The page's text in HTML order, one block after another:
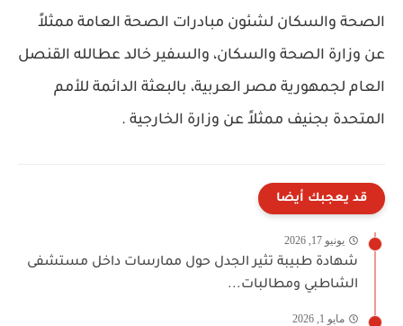
الصحة والسكان لشئون مبادرات الصحة العامة ممثلاً
عن وزارة الصحة والسكان، والسفير خالد عطالله القنصل
العام لجمهورية مصر العربية، بالبعثة الدائمة للأمم
المتحدة بجنيف ممثلاً عن وزارة الخارجية .
قد يعجبك أيضا
يونيو 17, 2026
شهادة طبيبة تثير الجدل حول ممارسات داخل مستشفى
الشاطبي ومطالبات...
مايو 1, 2026